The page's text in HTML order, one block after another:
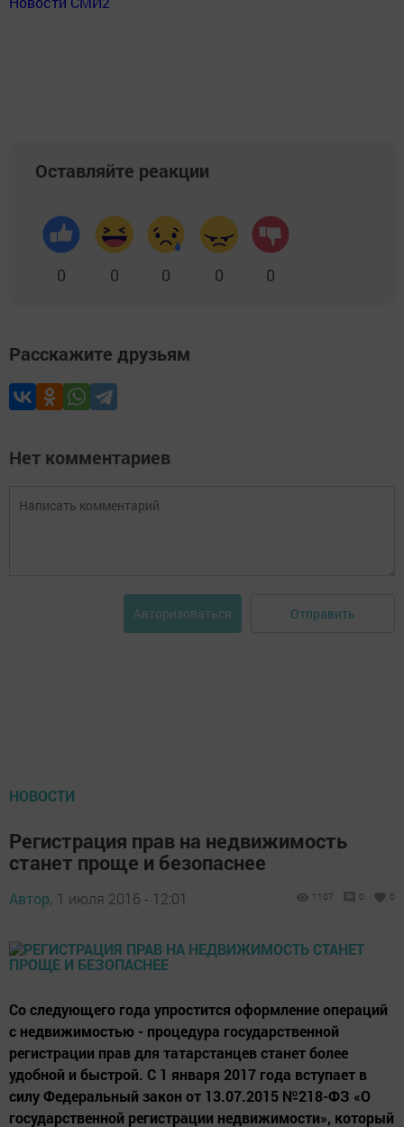
Оставляйте реакции
0 0 0 0 0
Расскажите друзьям
Нет комментариев
Авторизоваться Отправить
НОВОСТИ
Регистрация прав на недвижимость
станет проще и безопаснее
Автор, 1 июля 2016 - 12:01 1107 0 0
Со следующего года упростится оформление операций
с недвижимостью - процедура государственной
регистрации прав для татарстанцев станет более
удобной и быстрой. С 1 января 2017 года вступает в
силу Федеральный закон от 13.07.2015 №218-ФЗ «О
государственной регистрации недвижимости», который